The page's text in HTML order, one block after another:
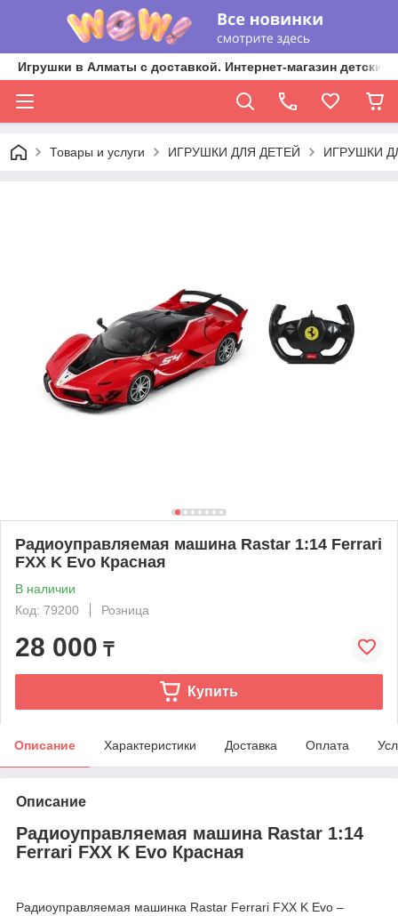
Игрушки в Алматы с доставкой. Интернет-магазин
Товары и услуги ИГРУШКИ ДЛЯ ДЕТЕЙ ИГРУШКИ
Радиоуправляемая машина Rastar 1:14 Ferrari
FXX K Evo Красная
В наличии
Код: 79200
Розница
28 000 ₸
Купить
Описание Характеристики Доставка Оплата
Описание
Радиоуправляемая машина Rastar 1:14
Ferrari FXX K Evo Красная
Радиоуправляемая машинка Rastar Ferrari FXX K Evo –